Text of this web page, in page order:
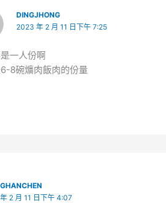
DINGJHONG
2023 年 2 月 11 日下午 7:25
一人份啊
8碗爌肉飯肉的份量
2 月 11 日下午 4:07